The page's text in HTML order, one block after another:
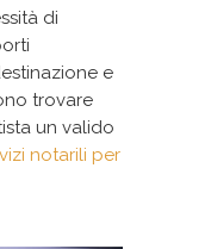
di
e
trovare
un valido
notarili per